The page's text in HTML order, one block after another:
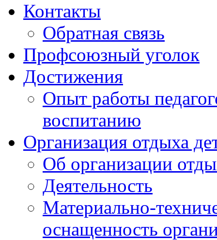
Контакты
Обратная связь
Профсоюзный уголок
Достижения
Опыт работы
воспитанию
Организация отдыха
Об организации
Деятельность
Материально-
оснащенность